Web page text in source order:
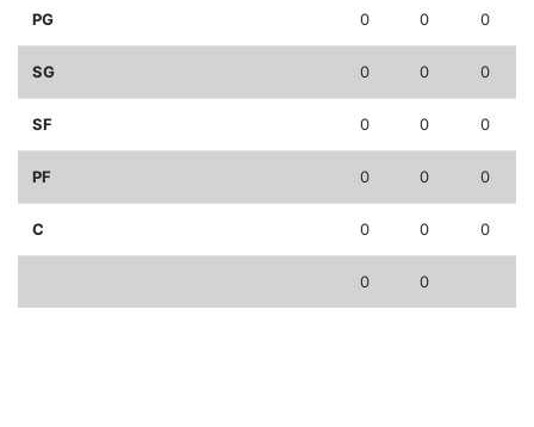
PG 0 0 0
SG 0 0 0
SF 0 0 0
PF 0 0 0
C 0 0 0
0 0